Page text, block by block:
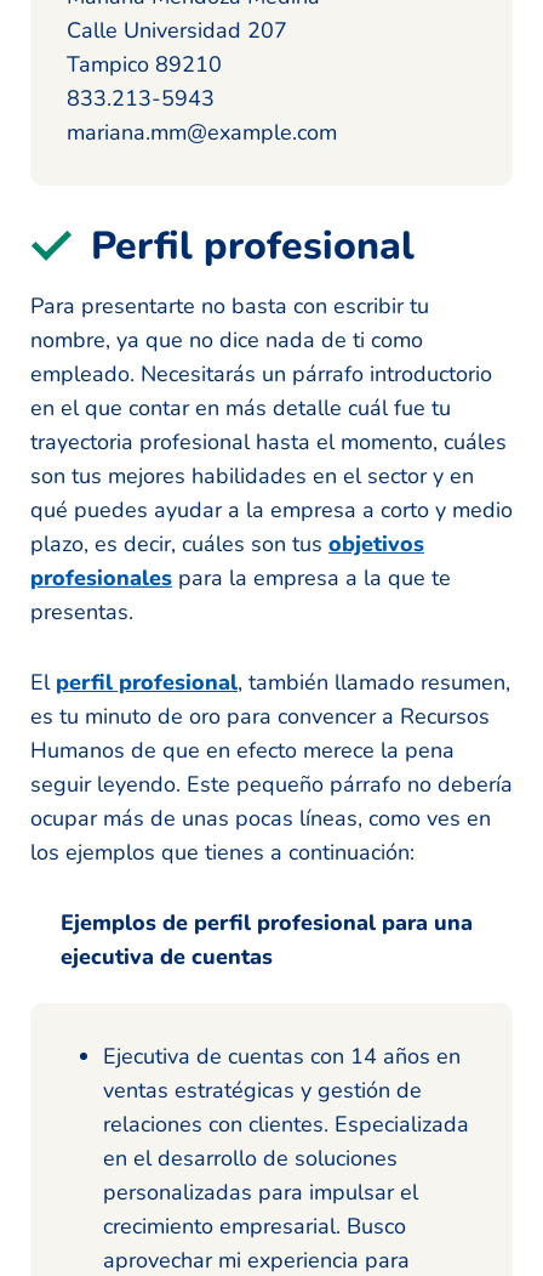
Calle Universidad 207
Tampico 89210
833.213-5943
mariana.mm@example.com
Perfil profesional
Para presentarte no basta con escribir tu
nombre, ya que no dice nada de ti como
empleado. Necesitarás un párrafo introductorio
en el que contar en más detalle cuál fue tu
trayectoria profesional hasta el momento, cuáles
son tus mejores habilidades en el sector y en
qué puedes ayudar a la empresa a corto y medio
plazo, es decir, cuáles son tus objetivos
profesionales para la empresa a la que te
presentas.
El perfil profesional, también llamado resumen,
es tu minuto de oro para convencer a Recursos
Humanos de que en efecto merece la pena
seguir leyendo. Este pequeño párrafo no debería
ocupar más de unas pocas líneas, como ves en
los ejemplos que tienes a continuación:
Ejemplos de perfil profesional para una
ejecutiva de cuentas
Ejecutiva de cuentas con 14 años en
ventas estratégicas y gestión de
relaciones con clientes. Especializada
en el desarrollo de soluciones
personalizadas para impulsar el
crecimiento empresarial. Busco
aprovechar mi experiencia para